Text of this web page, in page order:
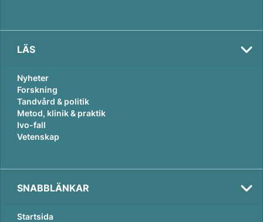
LÄS
Nyheter
Forskning
Tandvård & politik
Metod, klinik & praktik
Ivo-fall
Vetenskap
SNABBLÄNKAR
Startsida